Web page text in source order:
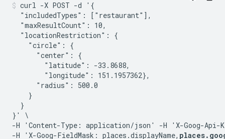
curl -X POST -d '{
  "includedTypes": ["restaurant"],
  "maxResultCount": 10,
  "locationRestriction": {
    "circle": {
      "center": {
        "latitude": -33.8688,
        "longitude": 151.1957362},
      "radius": 500.0
    }
  }
}' \
-H 'Content-Type: application/json' -H 'X-Goog-Api-
-H 'X-Goog-FieldMask: places.displayName,